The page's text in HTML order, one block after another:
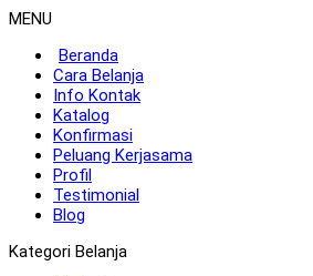
MENU
Beranda
Cara Belanja
Info Kontak
Katalog
Konfirmasi
Peluang Kerjasama
Profil
Testimonial
Blog
Kategori Belanja